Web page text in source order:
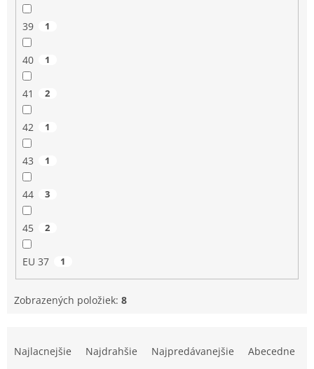
39 1
40 1
41 2
42 1
43 1
44 3
45 2
EU 37 1
Zobrazených položiek: 8
Najlacnejšie Najdrahšie Najpredávanejšie Abecedne